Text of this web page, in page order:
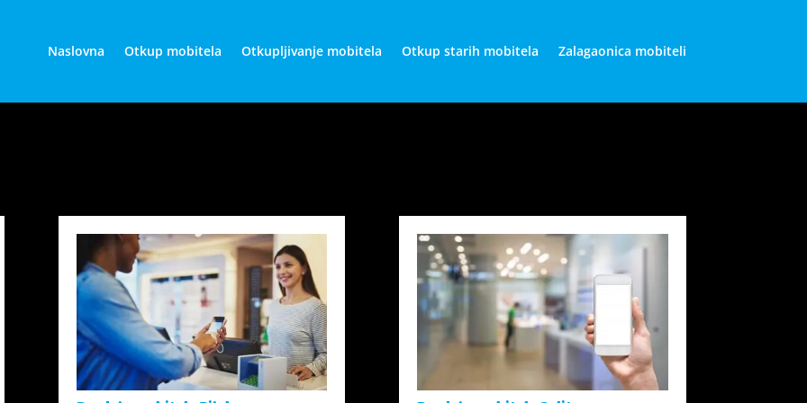
Naslovna Otkup mobitela Otkupljivanje mobitela Otkup starih mobitela Zalagaonica mobiteli